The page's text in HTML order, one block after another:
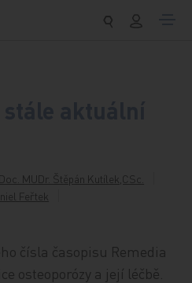
Doc. MUDr. Štěpán Kutílek,CSc.
Feřtek
čísla časopisu Remedia
osteoporózy a její léčbě.